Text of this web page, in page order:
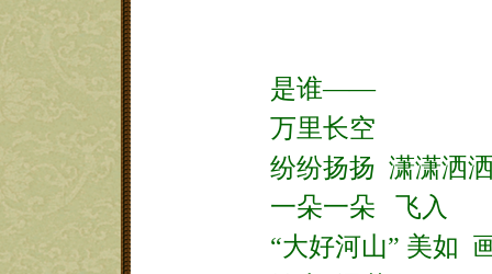
是谁——
万里长空
纷纷扬扬 潇潇洒
一朵一朵
飞入
“大好河山” 美如